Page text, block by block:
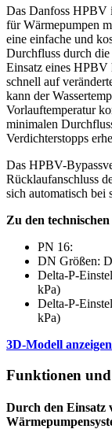
Das Danfoss HPBV
für Wärmepumpen
eine einfache und
Durchfluss durch
Einsatz eines HPBV
schnell auf
kann der
Vorlauftemperatur
minimalen
Verdichterstopps
Das HPBV-
Rücklaufanschluss
sich automatisch bei
Zu den
PN 16:
DN Größen:
Delta-P-
kPa)
Delta-P-
kPa)
3D-Modell anzeigen
Funktionen
Durch den Einsatz